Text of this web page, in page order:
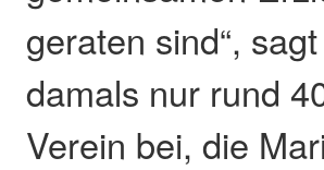
geraten sind“,
damals nur rund
Verein bei, die